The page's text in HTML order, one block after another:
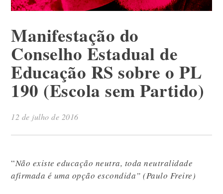
Manifestação do
Conselho Estadual de
Educação RS sobre o PL
190 (Escola sem Partido)
12 de julho de 2016
“Não existe educação neutra, toda neutralidade
afirmada é uma opção escondida” (Paulo Freire)